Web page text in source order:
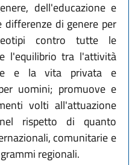
dell'educazione e
differenze di genere per
contro tutte le
l'equilibrio tra l'attività
e la vita privata e
uomini; promuove e
volti all'attuazione
rispetto di quanto
comunitarie e
regionali.